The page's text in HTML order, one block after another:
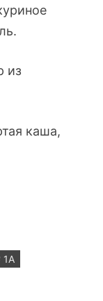
из
каша,